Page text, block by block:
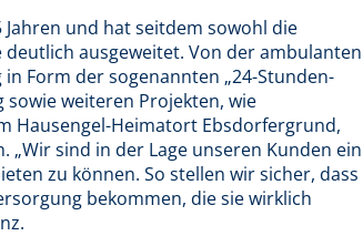
und hat seitdem sowohl die
ausgeweitet. Von der ambulanten
Form der sogenannten „24-Stunden-
weiteren Projekten, wie
Hausengel-Heimatort Ebsdorfergrund,
sind in der Lage unseren Kunden ein
zu können. So stellen wir sicher, dass
bekommen, die sie wirklich